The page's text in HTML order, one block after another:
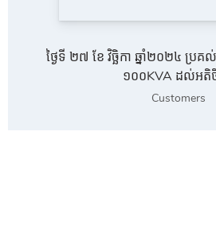
ថ្ងៃទី ២៧ ខែ វិច្ឆិកា ឆ្នាំ២០២៤ ប្រ
១០០KVA ដល់អតិ
Customers